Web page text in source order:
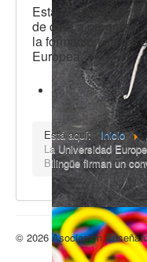
Esta cooperación
de cara a
la formación de los
Europea.
Está aquí: Inicio
La Universidad
Bilingüe firman un
© 2026 Asociación